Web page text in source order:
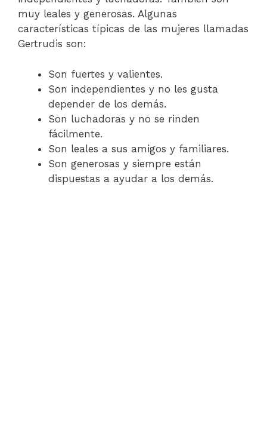
muy leales y generosas. Algunas
características típicas de las mujeres llamadas
Gertrudis son:
Son fuertes y valientes.
Son independientes y no les gusta
depender de los demás.
Son luchadoras y no se rinden
fácilmente.
Son leales a sus amigos y familiares.
Son generosas y siempre están
dispuestas a ayudar a los demás.